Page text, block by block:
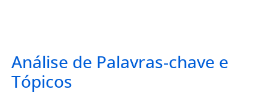
Análise de Palavras-chave e
Tópicos